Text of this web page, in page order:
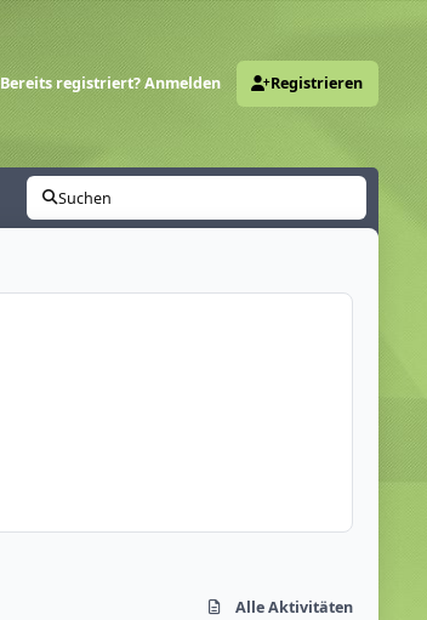
Bereits registriert? Anmelden Registrieren
Suchen
Alle Aktivitäten